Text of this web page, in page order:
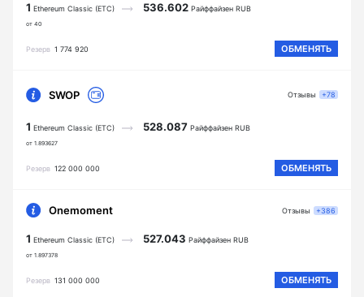
1 Ethereum Classic (ETC)
от 40
536.602 Райффайзен RUB
Резерв 1 774 920 ОБМЕНЯТЬ
SWOP
1 Ethereum Classic (ETC)
от 1.893627
528.087 Райффайзен RUB
Резерв 122 000 000 ОБМЕНЯТЬ
Отзывы +78
Onemoment
1 Ethereum Classic (ETC)
от 1.897378
527.043 Райффайзен RUB
Резерв 131 000 000 ОБМЕНЯТЬ
Отзывы +386